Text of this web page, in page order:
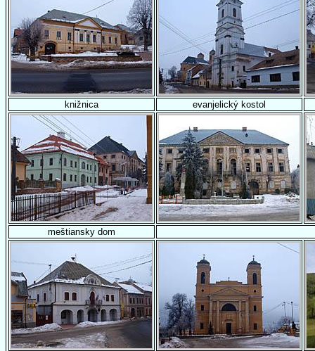
knižnica evanjelický kostol
meštiansky dom